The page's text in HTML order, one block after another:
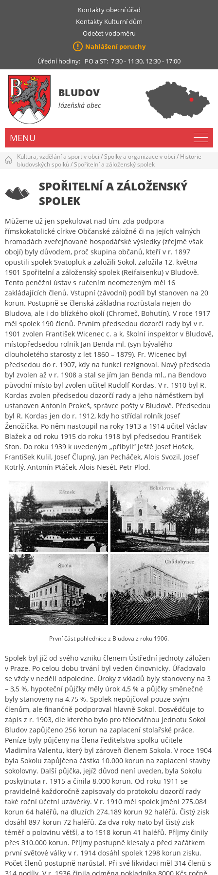
Kontakty obecní úřad
Kontakty Kulturní dům
Odečet vodoměru
Nahlášení poruchy
Úřední hodiny: PO a ST: 7:30 - 11:30, 12:30 - 17:00
BLUDOV
lázeňská obec
MENU
Kultura, vzdělání a sport v obci /Spolky a organizace v obci / Historie
bludovských spolků/Spořitelní a záloženský spolek
SPOŘITELNÍ A ZÁLOŽENSKÝ
SPOLEK
Můžeme už jen spekulovat nad tím, zda podpora
římskokatolické církve Občanské záložně či na jejích valných
hromadách zveřejňované hospodářské výsledky (zřejmě však
obojí) byly důvodem, proč skupina občanů, kteří v r. 1897
opustili spolek Svatopluk a založili Sokol, založila 12. května
1901 Spořitelní a záloženský spolek (Reifaisenku) v Bludově.
Tento peněžní ústav s ručením neomezeným měl 16
zakládajících členů. Vstupní (závodní) podíl byl stanoven na 20
korun. Postupně se členská základna rozrůstala nejen do
Bludova, ale i do blízkého okolí (Chromeč, Bohutín). V roce 1917
měl spolek 190 členů. Prvním předsedou dozorčí rady byl v r.
1901 zvolen František Wicenec c. a k. školní inspektor v Bludově,
místopředsedou rolník Jan Benda ml. (syn bývalého
dlouholetého starosty z let 1860 – 1879). Fr. Wicenec byl
předsedou do r. 1907, kdy na funkci rezignoval. Nový předseda
byl zvolen až v r. 1908 a stal se jím Jan Benda ml., na Bendovo
původní místo byl zvolen učitel Rudolf Kordas. V r. 1910 byl R.
Kordas zvolen předsedou dozorčí rady a jeho náměstkem byl
ustanoven Antonín Prokeš, správce pošty v Bludově. Předsedou
byl R. Kordas jen do r. 1912, kdy ho střídal rolník Josef
Ženožička. Po něm nastoupil na roky 1913 a 1914 učitel Václav
Blažek a od roku 1915 do roku 1918 byl předsedou František
Ston. Do roku 1939 k uvedeným „přibyli“ ještě Josef Hošek,
František Kulil, Josef Člupný, Jan Pecháček, Alois Svozil, Josef
Kotrlý, Antonín Ptáček, Alois Nesét, Petr Plod.
První část pohlednice z Bludova z roku 1906.
Spolek byl již od svého vzniku členem Ústřední jednoty záložen
v Praze. Po celou dobu trvání byl veden činovnicky. Úřadovalo
se vždy v neděli odpoledne. Úroky z vkladů byly stanoveny na 3
– 3,5 %, hypoteční půjčky měly úrok 4,5 % a půjčky směnečné
byly stanoveny na 4,75 %. Spolek nepůjčoval pouze svým
členům, ale finančně podporoval hlavně Sokol. Dosvědčuje to
zápis z r. 1903, dle kterého bylo pro tělocvičnou jednotu Sokol
Bludov zapůjčeno 256 korun na zaplacení stolařské práce.
Peníze byly půjčeny na člena ředitelstva spolku učitele
Vladimíra Valentu, který byl zároveň členem Sokola. V roce 1904
byla Sokolu zapůjčena částka 10.000 korun na zaplacení stavby
sokolovny. Další půjčka, jejíž důvod není uveden, byla Sokolu
poskytnuta r. 1915 a činila 8.000 korun. Od roku 1911 se
pravidelně každoročně zapisovaly do protokolu dozorčí rady
také roční účetní uzávěrky. V r. 1910 měl spolek jmění 275.084
korun 64 haléřů, na dluzích 274.189 korun 92 haléřů. Čistý zisk
dosáhl 897 korun 72 haléřů. Za dva roky nato byl čistý zisk
téměř o polovinu větší, a to 1518 korun 41 haléřů. Příjmy činily
přes 310.000 korun. Příjmy postupně klesaly a před začátkem
první světové války v r. 1914 dosáhl spolek 1298 korun zisku.
Počet členů postupně narůstal. Při své likvidaci měl 314 členů s